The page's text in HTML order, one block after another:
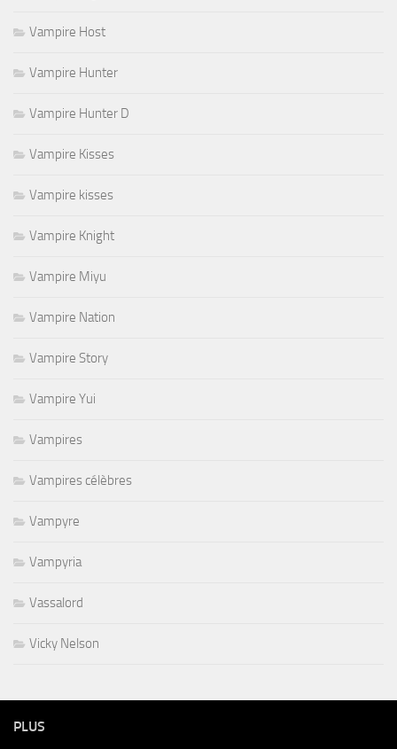
Vampire Host
Vampire Hunter
Vampire Hunter D
Vampire Kisses
Vampire kisses
Vampire Knight
Vampire Miyu
Vampire Nation
Vampire Story
Vampire Yui
Vampires
Vampires célèbres
Vampyre
Vampyria
Vassalord
Vicky Nelson
PLUS